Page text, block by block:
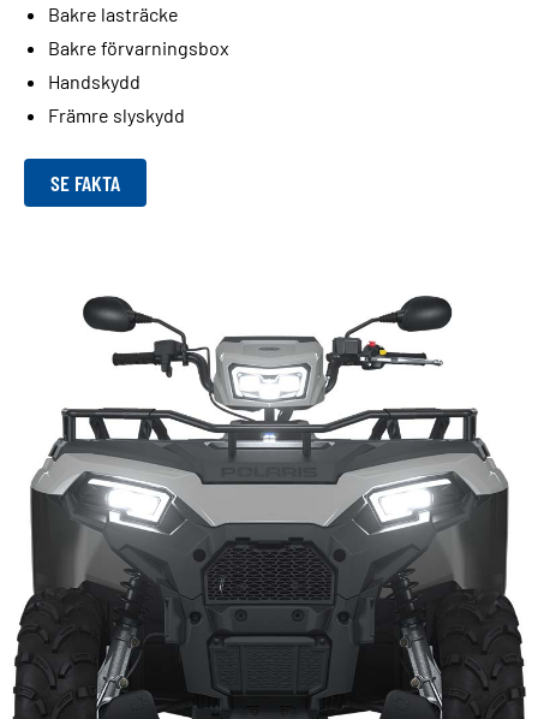
Bakre lasträcke
Bakre förvarningsbox
Handskydd
Främre slyskydd
SE FAKTA